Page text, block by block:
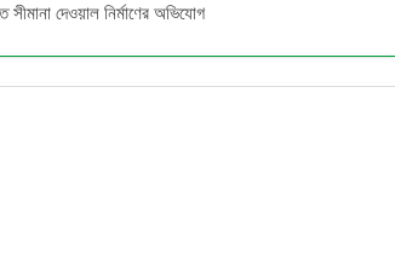
দেওয়াল নির্মাণের অভিযোগ